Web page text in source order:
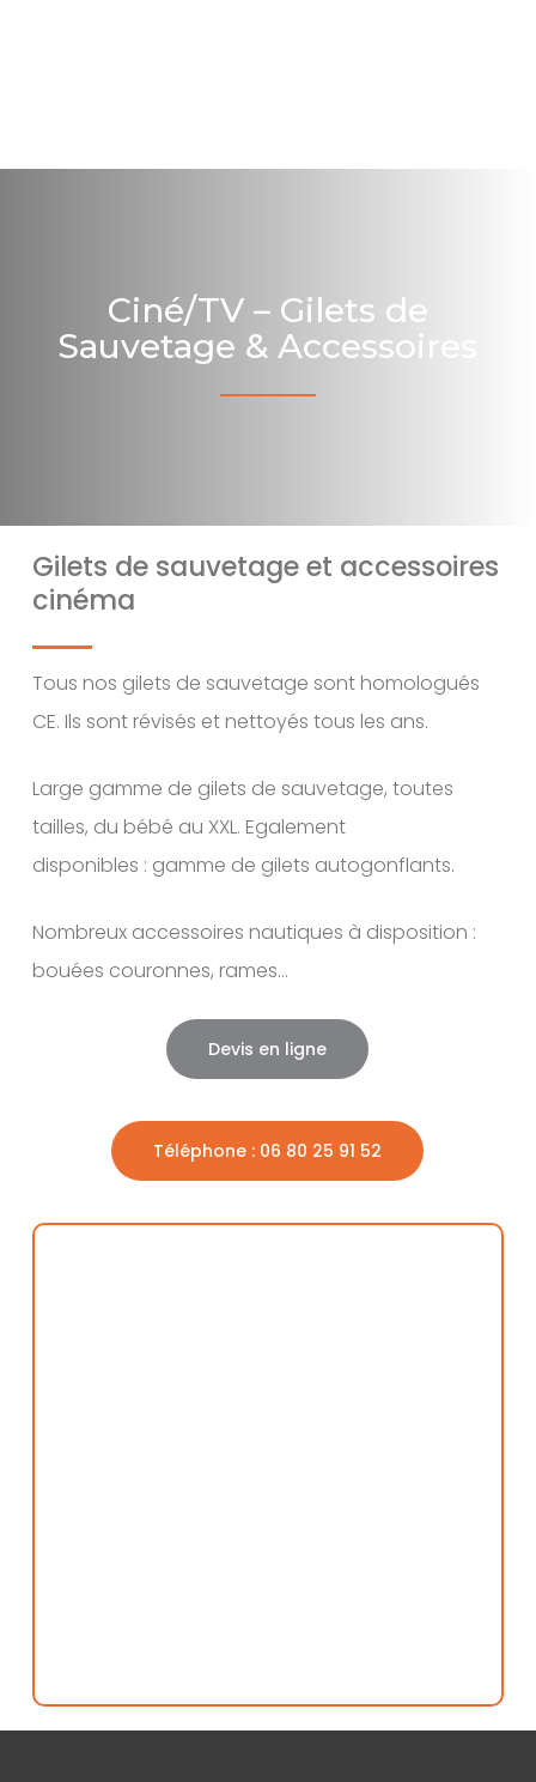
Ciné/TV – Gilets de
Sauvetage & Accessoires
Gilets de sauvetage et accessoires
cinéma
Tous nos gilets de sauvetage sont homologués
CE. Ils sont révisés et nettoyés tous les ans.
Large gamme de gilets de sauvetage, toutes
tailles, du bébé au XXL. Egalement
disponibles : gamme de gilets autogonflants.
Nombreux accessoires nautiques à disposition :
bouées couronnes, rames…
Devis en ligne
Téléphone : 06 80 25 91 52